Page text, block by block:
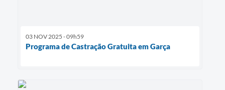
03 NOV 2025 - 09h59
Programa de Castração Gratuita em Garça